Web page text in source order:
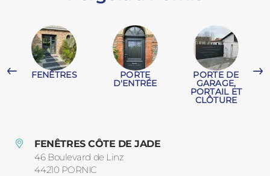
FENÊTRES PORTE
D'ENTRÉE
PORTE DE
GARAGE,
PORTAIL ET
CLÔTURE
FENÊTRES CÔTE DE JADE
46 Boulevard de Linz
44210 PORNIC
PVC
CARPORTS
CLÔTURES